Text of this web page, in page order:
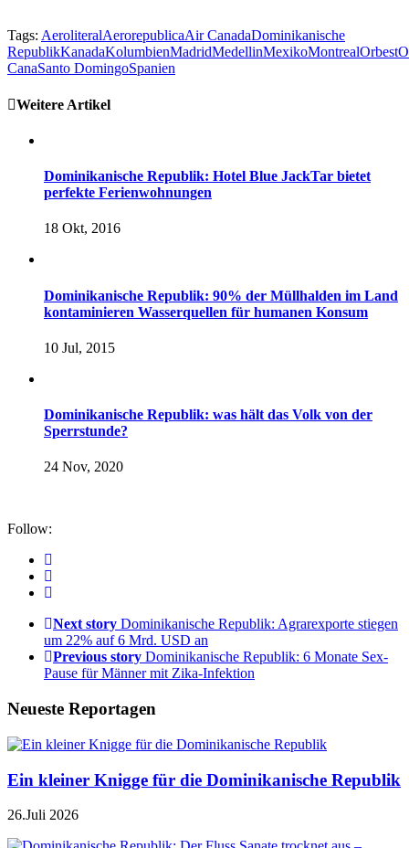
Tags: AeroliteralAerorepublicaAir CanadaDominikanische
RepublikKanadaKolumbienMadridMedellinMexikoMontrealOrbest
CanaSanto DomingoSpanien
Weitere Artikel
Dominikanische Republik: Hotel Blue JackTar bietet
perfekte Ferienwohnungen
18 Okt, 2016
Dominikanische Republik: 90% der Müllhalden im Land
kontaminieren Wasserquellen für humanen Konsum
10 Jul, 2015
Dominikanische Republik: was hält das Volk von der
Sperrstunde?
24 Nov, 2020
Follow:
Next story Dominikanische Republik: Agrarexporte stiegen
um 22% auf 6 Mrd. USD an
Previous story Dominikanische Republik: 6 Monate Sex-
Pause für Männer mit Zika-Infektion
Neueste Reportagen
Ein kleiner Knigge für die Dominikanische Republik
26.Juli 2026